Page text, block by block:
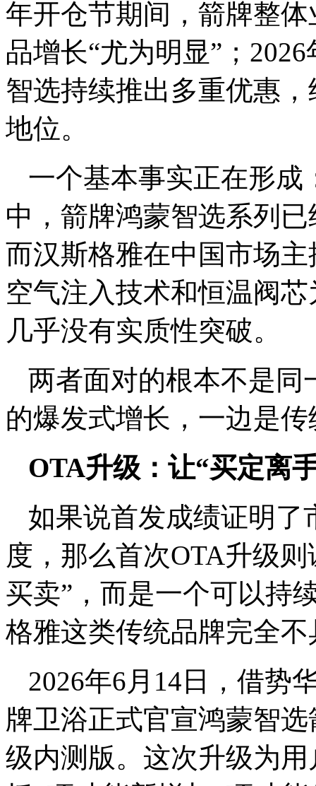
年开仓节期间，箭牌整
品增长“尤为明显”；
智选持续推出多重优惠
地位。
一个基本事实正在形成
中，箭牌鸿蒙智选系列
而汉斯格雅在中国市场
空气注入技术和恒温阀
几乎没有实质性突破。
两者面对的根本不是
的爆发式增长，一边是
OTA升级：让“买定离
如果说首发成绩证明了
度，那么首次OTA升级
买卖”，而是一个可以
格雅这类传统品牌完全
2026年6月14日，借势
牌卫浴正式官宣鸿蒙智
级内测版。这次升级为